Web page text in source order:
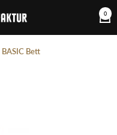
0
BASIC Bett